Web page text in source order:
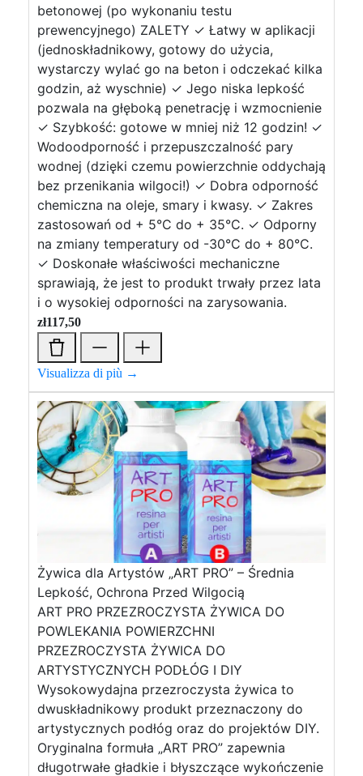
betonowej (po wykonaniu testu
prewencyjnego) ZALETY ✓ Łatwy w aplikacji
(jednoskładnikowy, gotowy do użycia,
wystarczy wylać go na beton i odczekać kilka
godzin, aż wyschnie) ✓ Jego niska lepkość
pozwala na głęboką penetrację i wzmocnienie
✓ Szybkość: gotowe w mniej niż 12 godzin! ✓
Wodoodporność i przepuszczalność pary
wodnej (dzięki czemu powierzchnie oddychają
bez przenikania wilgoci!) ✓ Dobra odporność
chemiczna na oleje, smary i kwasy. ✓ Zakres
zastosowań od + 5°C do + 35°C. ✓ Odporny
na zmiany temperatury od -30°C do + 80°C.
✓ Doskonałe właściwości mechaniczne
sprawiają, że jest to produkt trwały przez lata
i o wysokiej odporności na zarysowania.
zł117,50
Visualizza di più →
Żywica dla Artystów „ART PRO” – Średnia
Lepkość, Ochrona Przed Wilgocią
ART PRO PRZEZROCZYSTA ŻYWICA DO
POWLEKANIA POWIERZCHNI
PRZEZROCZYSTA ŻYWICA DO
ARTYSTYCZNYCH PODŁÓG I DIY
Wysokowydajna przezroczysta żywica to
dwuskładnikowy produkt przeznaczony do
artystycznych podłóg oraz do projektów DIY.
Oryginalna formuła „ART PRO” zapewnia
długotrwałe gładkie i błyszczące wykończenie